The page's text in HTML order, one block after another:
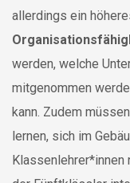
allerdings ein
werden, welche
mitgenommen
kann. Zudem
lernen, sich im